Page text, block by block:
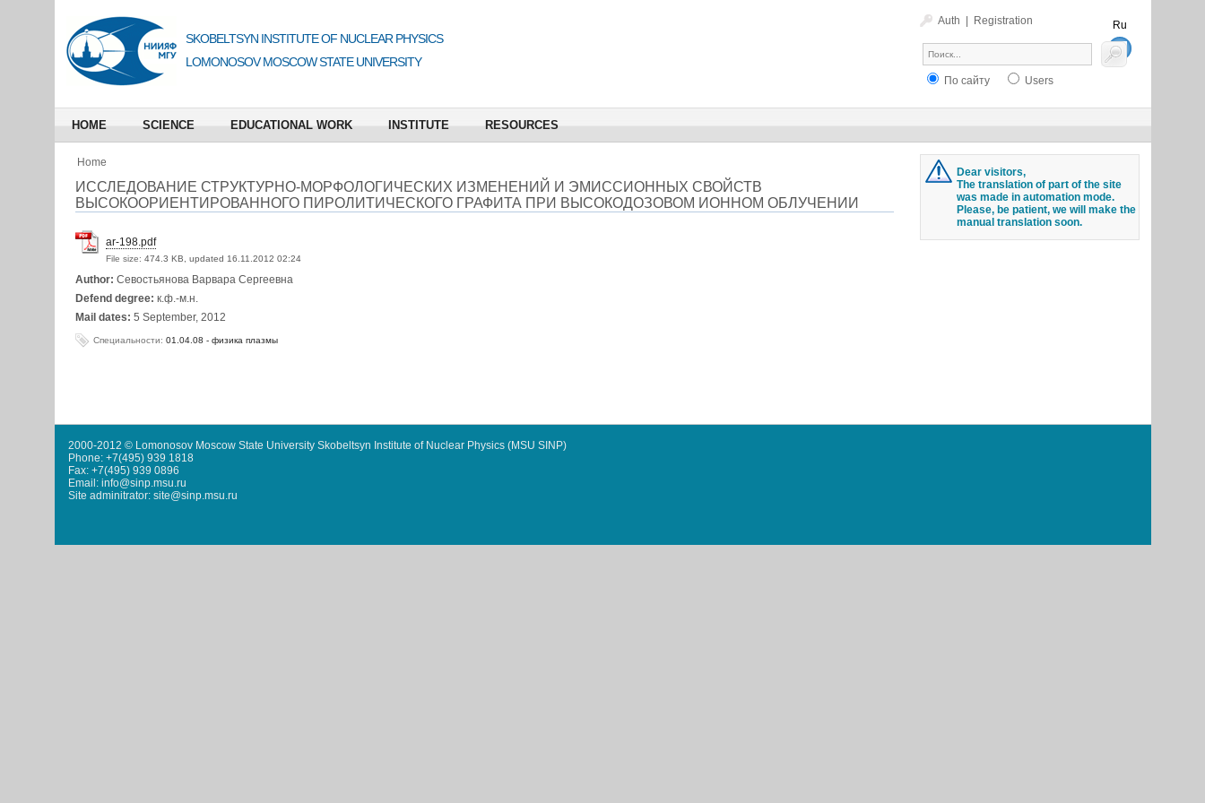
Auth Registration
Ru
En
SKOBELTSYN INSTITUTE OF NUCLEAR PHYSICS
LOMONOSOV MOSCOW STATE UNIVERSITY
По сайту Users
HOME SCIENCE EDUCATIONAL WORK INSTITUTE RESOURCES
Home
ИССЛЕДОВАНИЕ СТРУКТУРНО-МОРФОЛОГИЧЕСКИХ ИЗМЕНЕНИЙ И ЭМИССИОННЫХ СВОЙСТВ
ВЫСОКООРИЕНТИРОВАННОГО ПИРОЛИТИЧЕСКОГО ГРАФИТА ПРИ ВЫСОКОДОЗОВОМ ИОННОМ ОБЛУЧЕНИИ
ar-198.pdf
File size: 474.3 KB, updated 16.11.2012 02:24
Author: Севостьянова Варвара Сергеевна
Defend degree: к.ф.-м.н.
Mail dates: 5 September, 2012
Специальности: 01.04.08 - физика плазмы
Dear visitors,
The translation of part of the site
was made in automation mode.
Please, be patient, we will make the
manual translation soon.
2000-2012 © Lomonosov Moscow State University Skobeltsyn Institute of Nuclear Physics (MSU SINP)
Phone: +7(495) 939 1818
Fax: +7(495) 939 0896
Email: info@sinp.msu.ru
Site adminitrator: site@sinp.msu.ru